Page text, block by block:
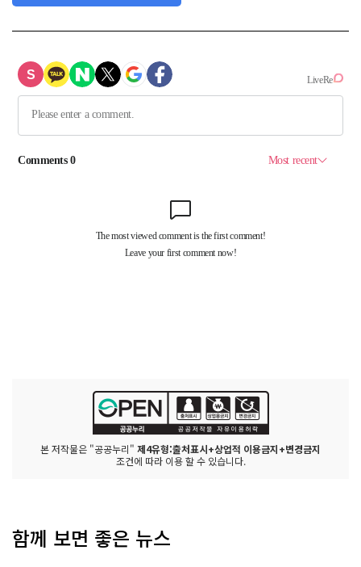
본 저작물은 "공공누리" 제4유형:출처표시+상업적 이용금지+변경금지
조건에 따라 이용 할 수 있습니다.
함께 보면 좋은 뉴스